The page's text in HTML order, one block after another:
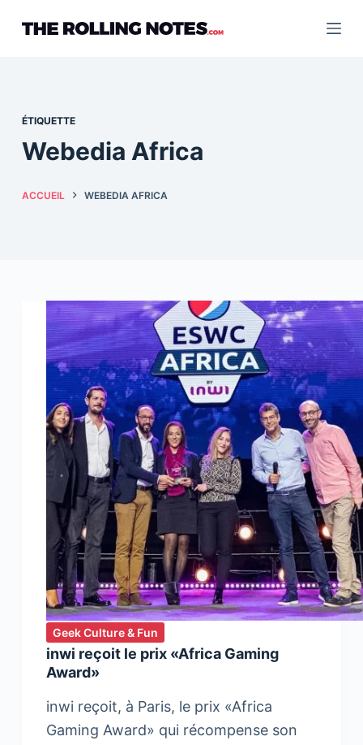
ÉTIQUETTE
Webedia Africa
ACCUEIL WEBEDIA AFRICA
Geek Culture & Fun
inwi reçoit le prix «Africa Gaming
Award»
inwi reçoit, à Paris, le prix «Africa
Gaming Award» qui récompense son